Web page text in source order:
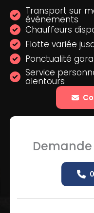
Transport sur
événements
Chauffeurs
Flotte variée
Ponctualité
Service
alentours